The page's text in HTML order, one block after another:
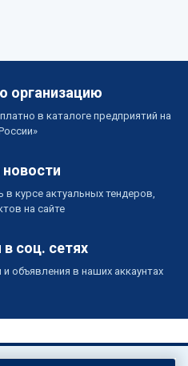
организацию
в каталоге предприятий на
курсе актуальных тендеров,
на сайте
соц. сетях
объявления в наших аккаунтах